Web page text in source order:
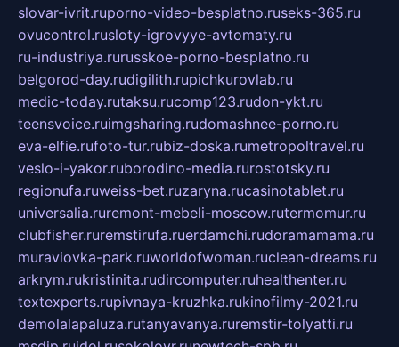
slovar-ivrit.ruporno-video-besplatno.ruseks-365.ru
ovucontrol.rusloty-igrovyye-avtomaty.ru
ru-industriya.rurusskoe-porno-besplatno.ru
belgorod-day.rudigilith.rupichkurovlab.ru
medic-today.rutaksu.rucomp123.rudon-ykt.ru
teensvoice.ruimgsharing.rudomashnee-porno.ru
eva-elfie.rufoto-tur.rubiz-doska.rumetropoltravel.ru
veslo-i-yakor.ruborodino-media.rurostotsky.ru
regionufa.ruweiss-bet.ruzaryna.rucasinotablet.ru
universalia.ruremont-mebeli-moscow.rutermomur.ru
clubfisher.ruremstirufa.ruerdamchi.rudoramamama.ru
muraviovka-park.ruworldofwoman.ruclean-dreams.ru
arkrym.rukristinita.rudircomputer.ruhealthenter.ru
textexperts.rupivnaya-kruzhka.rukinofilmy-2021.ru
demolalapaluza.rutanyavanya.ruremstir-tolyatti.ru